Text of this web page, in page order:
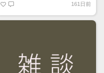
161日前